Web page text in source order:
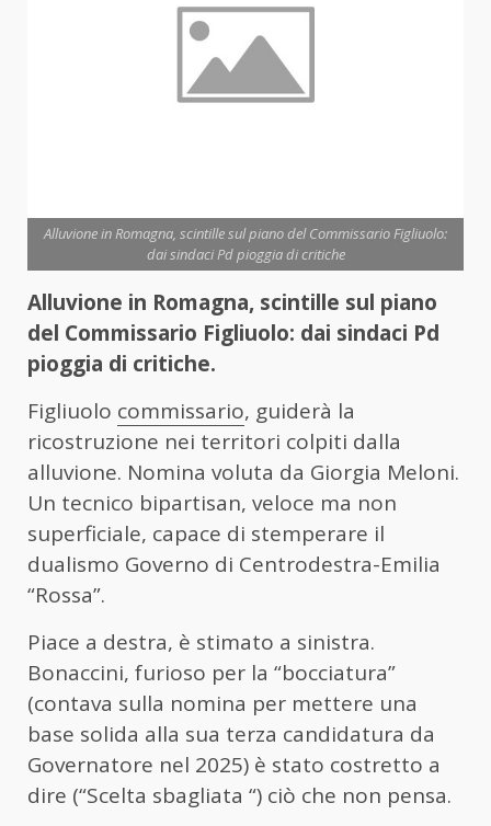
Alluvione in Romagna, scintille sul piano del Commissario Figliuolo:
dai sindaci Pd pioggia di critiche
Alluvione in Romagna, scintille sul piano
del Commissario Figliuolo: dai sindaci Pd
pioggia di critiche.
Figliuolo commissario, guiderà la
ricostruzione nei territori colpiti dalla
alluvione. Nomina voluta da Giorgia Meloni.
Un tecnico bipartisan, veloce ma non
superficiale, capace di stemperare il
dualismo Governo di Centrodestra-Emilia
“Rossa”.
Piace a destra, è stimato a sinistra.
Bonaccini, furioso per la “bocciatura”
(contava sulla nomina per mettere una
base solida alla sua terza candidatura da
Governatore nel 2025) è stato costretto a
dire (“Scelta sbagliata “) ciò che non pensa.